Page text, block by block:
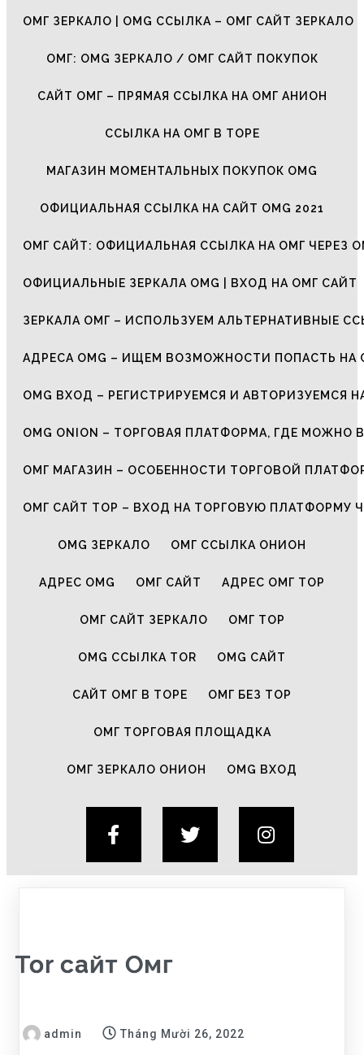
ОМГ ЗЕРКАЛО | OMG ССЫЛКА – ОМГ САЙТ ЗЕРКАЛО
ОМГ: OMG ЗЕРКАЛО / ОМГ САЙТ ПОКУПОК
САЙТ ОМГ – ПРЯМАЯ ССЫЛКА НА ОМГ АНИОН
ССЫЛКА НА ОМГ В ТОРЕ
МАГАЗИН МОМЕНТАЛЬНЫХ ПОКУПОК OMG
ОФИЦИАЛЬНАЯ ССЫЛКА НА САЙТ OMG 2021
ОМГ САЙТ: ОФИЦИАЛЬНАЯ ССЫЛКА НА ОМГ ЧЕРЕЗ
ОФИЦИАЛЬНЫЕ ЗЕРКАЛА OMG | ВХОД НА ОМГ САЙТ
ЗЕРКАЛА ОМГ – ИСПОЛЬЗУЕМ АЛЬТЕРНАТИВНЫЕ
АДРЕСА OMG – ИЩЕМ ВОЗМОЖНОСТИ ПОПАСТЬ НА
OMG ВХОД – РЕГИСТРИРУЕМСЯ И АВТОРИЗУЕМСЯ
OMG ONION – ТОРГОВАЯ ПЛАТФОРМА, ГДЕ МОЖНО
ОМГ МАГАЗИН – ОСОБЕННОСТИ ТОРГОВОЙ
ОМГ САЙТ ТОР – ВХОД НА ТОРГОВУЮ ПЛАТФОРМУ
OMG ЗЕРКАЛО ОМГ ССЫЛКА ОНИОН
АДРЕС OMG ОМГ САЙТ АДРЕС ОМГ ТОР
ОМГ САЙТ ЗЕРКАЛО ОМГ ТОР
OMG ССЫЛКА TOR OMG САЙТ
САЙТ ОМГ В ТОРЕ ОМГ БЕЗ ТОР
ОМГ ТОРГОВАЯ ПЛОЩАДКА
ОМГ ЗЕРКАЛО ОНИОН OMG ВХОД
Tor сайт Омг
admin Tháng Mười 26, 2022